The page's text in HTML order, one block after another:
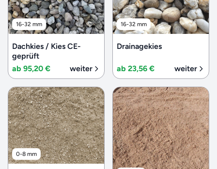
16-32 mm
Dachkies / Kies CE-
geprüft
ab 95,20 €
weiter
16-32 mm
Drainagekies
ab 23,56 € weiter
0-8 mm